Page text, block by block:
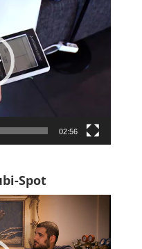
02:56
Spot